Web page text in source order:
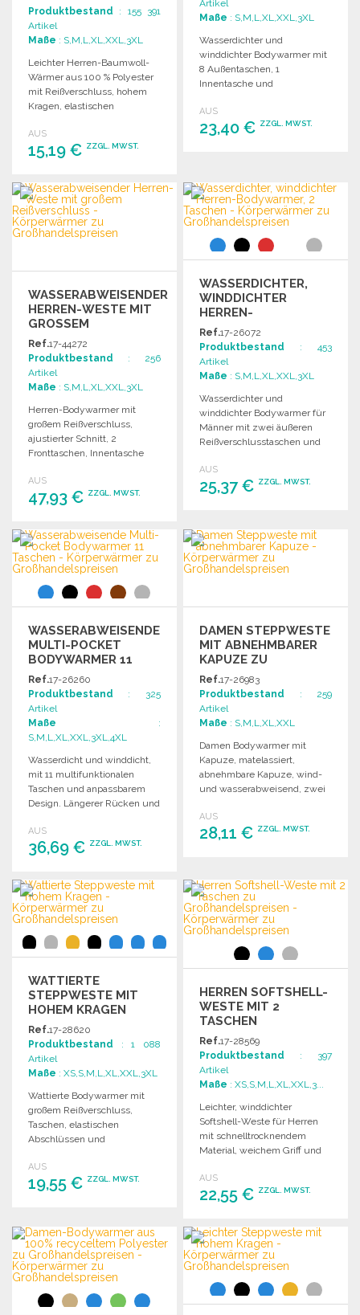
Produktbestand : 155 391
Artikel
Maße : S,M,L,XL,XXL,3XL
Leichter Herren-Baumwoll-
Wärmer aus 100 % Polyester
mit Reißverschluss, hohem
Kragen, elastischen
praktischem
Aufbewahrungssack.
AUS
15,19 € ZZGL. MWST.
BESTELLEN
Angebot anfordern
Artikel
Maße : S,M,L,XL,XXL,3XL
Wasserdichter und
winddichter Bodywarmer mit
8 Außentaschen, 1
Innentasche und
Armausschnitten für
zusätzlichen Schutz.
AUS
23,40 € ZZGL. MWST.
Angebot anfordern
WASSERABWEISENDER
HERREN-WESTE MIT
GROSSEM R
EISSVERSCHLUSS
Ref.17-44272
Produktbestand : 256
Artikel
Maße : S,M,L,XL,XXL,3XL
Herren-Bodywarmer mit
großem Reißverschluss,
ajustierter Schnitt, 2
Fronttaschen, Innentasche
Armausschnitten.
Atmungsaktiv und
AUS
47,93 € ZZGL. MWST.
BESTELLEN
Angebot anfordern
WASSERDICHTER,
WINDDICHTER
HERREN-
BODYWARMER, 2
TASCHEN ZU
GROSSHANDELSPREISEN
Ref.17-26072
Produktbestand : 453
Artikel
Maße : S,M,L,XL,XXL,3XL
Wasserdichter und
winddichter Bodywarmer für
Männer mit zwei äußeren
Reißverschlusstaschen und
Kapuze.
AUS
25,37 € ZZGL. MWST.
Angebot anfordern
WASSERABWEISENDE
MULTI-POCKET
BODYWARMER 11
TASCHEN
Ref.17-26260
Produktbestand : 325
Artikel
Maße :
S,M,L,XL,XXL,3XL,4XL
Wasserdicht und winddicht,
mit 11 multifunktionalen
Taschen und anpassbarem
Design. Längerer Rücken und
bieten zusätzlichen Schutz.
AUS
36,69 € ZZGL. MWST.
BESTELLEN
Angebot anfordern
DAMEN STEPPWESTE
MIT ABNEHMBARER
KAPUZE ZU
GROSSHANDELSPREISEN
Ref.17-26983
Produktbestand : 259
Artikel
Maße : S,M,L,XL,XXL
Damen Bodywarmer mit
Kapuze, matelassiert,
abnehmbare Kapuze, wind-
und wasserabweisend, zwei
Passform.
AUS
28,11 € ZZGL. MWST.
Angebot anfordern
WATTIERTE
STEPPWESTE MIT
HOHEM KRAGEN
Ref.17-28620
Produktbestand : 1 088
Artikel
Maße : XS,S,M,L,XL,XXL,3XL
Wattierte Bodywarmer mit
großem Reißverschluss,
Taschen, elastischen
Abschlüssen und
warm und bequem.
AUS
19,55 € ZZGL. MWST.
Angebot anfordern
HERREN SOFTSHELL-
WESTE MIT 2
TASCHEN
Ref.17-28569
Produktbestand : 397
Artikel
Maße : XS,S,M,L,XL,XXL,3...
Leichter, winddichter
Softshell-Weste für Herren
mit schnelltrocknendem
Material, weichem Griff und
Taschen.
AUS
22,55 € ZZGL. MWST.
BESTELLEN
Angebot anfordern